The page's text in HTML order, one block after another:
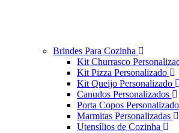
Brindes Para Cozinha
Kit Churrasco
Kit Pizza Personalizado
Kit Queijo Personalizado
Canudos Personalizados
Porta Copos
Marmitas Personalizadas
Utensílios de Cozinha